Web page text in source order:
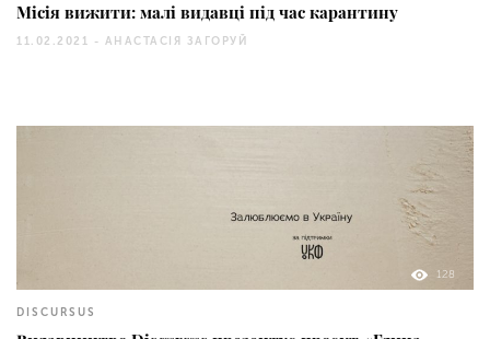
Місія вижити: малі видавці під час карантину
11.02.2021 - АНАСТАСІЯ ЗАГОРУЙ
128
DISCURSUS